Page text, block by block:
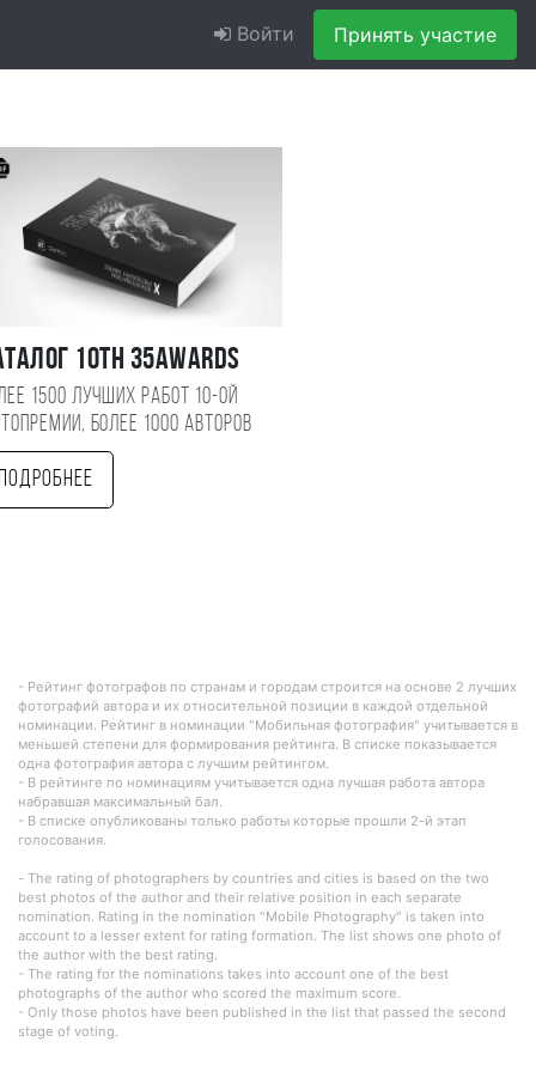
Войти Принять участие
10TH 35AWARDS
1500 лучших работ 10-ой
более 1000 авторов
- Рейтинг фотографов по странам и городам строится на основе 2 лучших
фотографий автора и их относительной позиции в каждой отдельной
номинации. Рейтинг в номинации "Мобильная фотография" учитывается в
меньшей степени для формирования рейтинга. В списке показывается
одна фотография автора с лучшим рейтингом.
- В рейтинге по номинациям учитывается одна лучшая работа автора
набравшая максимальный бал.
- В списке опубликованы только работы которые прошли 2-й этап
голосования.
- The rating of photographers by countries and cities is based on the two
best photos of the author and their relative position in each separate
nomination. Rating in the nomination "Mobile Photography" is taken into
account to a lesser extent for rating formation. The list shows one photo of
the author with the best rating.
- The rating for the nominations takes into account one of the best
photographs of the author who scored the maximum score.
- Only those photos have been published in the list that passed the second
stage of voting.